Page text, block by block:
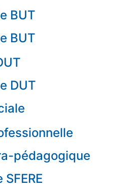
BUT
BUT
DUT
pédagogique